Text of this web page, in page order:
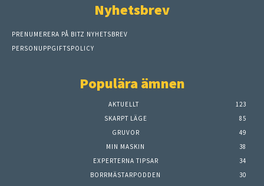
Nyhetsbrev
PRENUMERERA PÅ BITZ NYHETSBREV
PERSONUPPGIFTSPOLICY
Populära ämnen
AKTUELLT
123
SKARPT LÄGE
85
GRUVOR
49
MIN MASKIN
38
EXPERTERNA TIPSAR
34
BORRMÄSTARPODDEN
30